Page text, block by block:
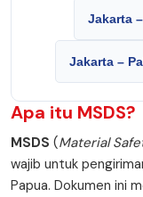
Jakarta
Jakarta –
Apa itu MSDS?
MSDS (Material
wajib untuk
Papua. Dokumen ini